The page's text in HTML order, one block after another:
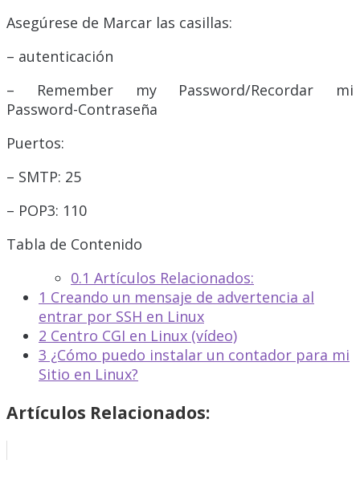
Asegúrese de Marcar las casillas:
– autenticación
– Remember my Password/Recordar mi
Password-Contraseña
Puertos:
– SMTP: 25
– POP3: 110
Tabla de Contenido
0.1 Artículos Relacionados:
1 Creando un mensaje de advertencia al
entrar por SSH en Linux
2 Centro CGI en Linux (vídeo)
3 ¿Cómo puedo instalar un contador para mi
Sitio en Linux?
Artículos Relacionados: